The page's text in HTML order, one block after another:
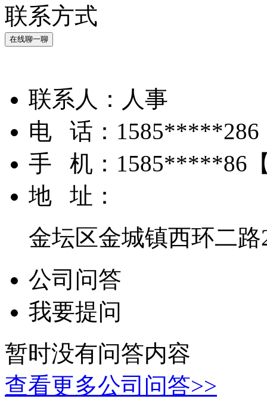
联系方式
在线聊一聊
联系人： 人事
电 话： 1585*****286
手 机： 1585*****86
地 址：
金坛区金城镇西环二路
公司问答
我要提问
暂时没有问答内容
查看更多公司问答>>